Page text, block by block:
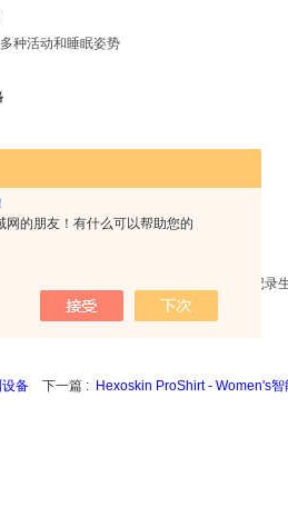
网的朋友！有什么可以帮助您的
种活动和睡眠姿势
设备 使用，该设备可单独购买，用于记录
备。
备 下一篇 : Hexoskin ProShirt - Women's智